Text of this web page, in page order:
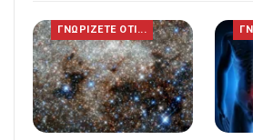
ΓΝΩΡΙΖΕΤΕ ΟΤΙ...